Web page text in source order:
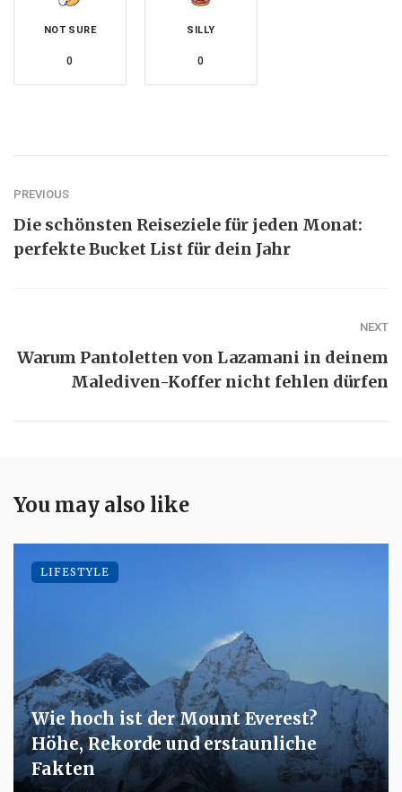
NOT SURE
0
SILLY
0
PREVIOUS
Die schönsten Reiseziele für jeden Monat:
perfekte Bucket List für dein Jahr
NEXT
Warum Pantoletten von Lazamani in deinem
Malediven-Koffer nicht fehlen dürfen
You may also like
Wie hoch ist der Mount Everest?
Höhe, Rekorde und erstaunliche
Fakten
LIFESTYLE